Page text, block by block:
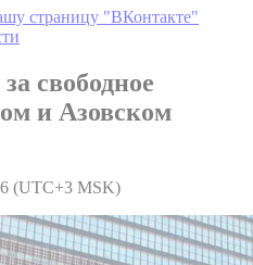
страницу "ВКонтакте"
свободное
и Азовском
(UTC+3 MSK)